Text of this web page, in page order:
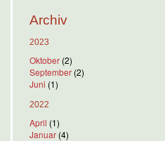
Archiv
2023
Oktober (2)
September (2)
Juni (1)
2022
April (1)
Januar (4)